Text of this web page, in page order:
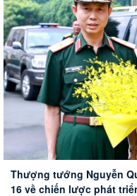
Hội nghị tuyên truyền
Nam - Campuchia
Ban Chỉ đạo An ninh
thường kỳ
Thượng tướng Nguyễn
16 về chiến lược phát
Xây dựng Hội Nữ trí
chuyên gia chất lượng
Thành phố Đồng Nai
doanh nghiệp Đức